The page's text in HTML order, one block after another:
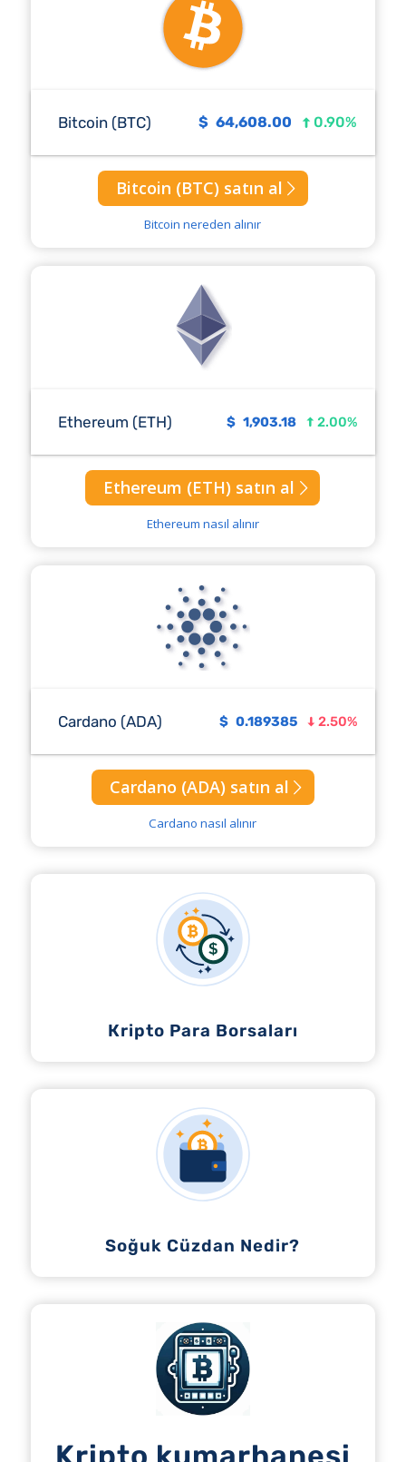
Bitcoin (BTC) $ 64,608.00 0.90%
Bitcoin (BTC) satın al
Bitcoin nereden alınır
Ethereum (ETH) $ 1,903.18 2.00%
Ethereum (ETH) satın al
Ethereum nasıl alınır
Cardano (ADA) $ 0.189385 2.50%
Cardano (ADA) satın al
Cardano nasıl alınır
Кripto Para Borsaları
Soğuk Cüzdan Nedir?